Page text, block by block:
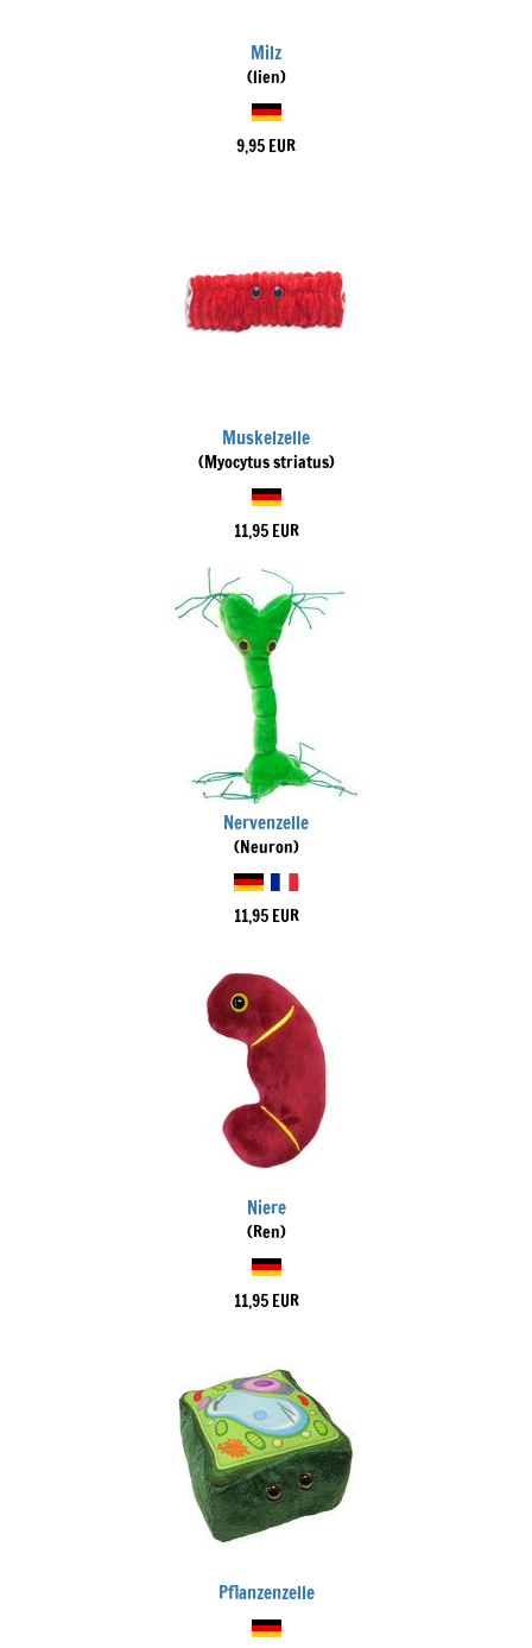
Milz
(lien)
9,95 EUR
Muskelzelle
(Myocytus striatus)
11,95 EUR
Nervenzelle
(Neuron)
11,95 EUR
Niere
(Ren)
11,95 EUR
Pflanzenzelle